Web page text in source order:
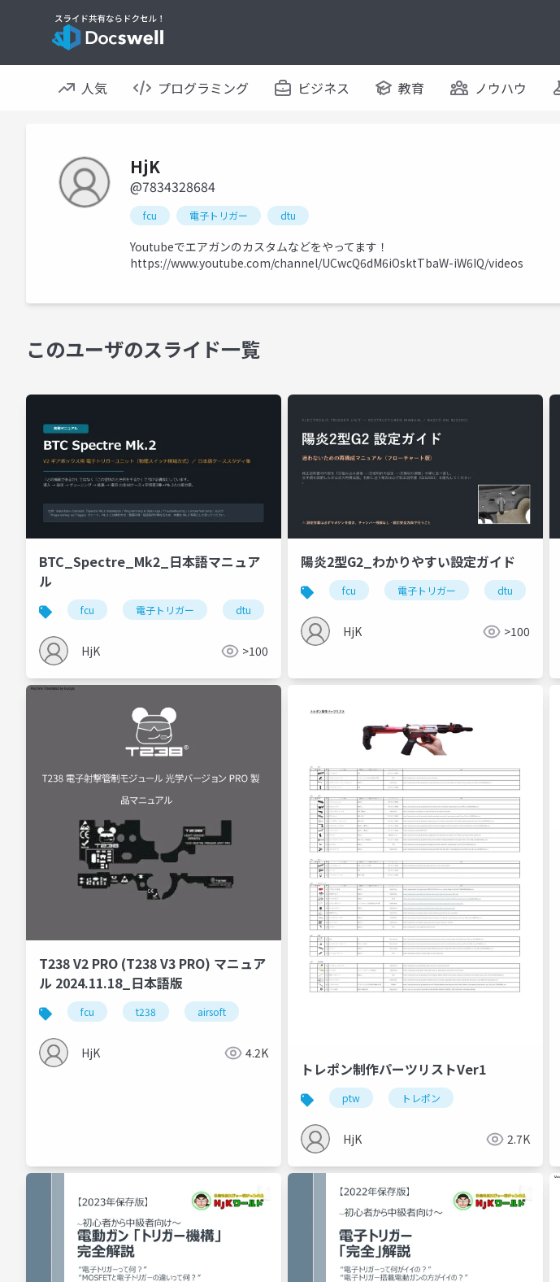
人気 プログラミング ビジネス 教育 ノウハウ
HjK
@7834328684
fcu 電子トリガー dtu
Youtubeでエアガンのカスタムなどをやってます！
https://www.youtube.com/channel/UCwcQ6dM6iOsktTbaW-iW6IQ/videos
このユーザのスライド一覧
BTC_Spectre_Mk2_日本語マニュア
ル
fcu 電子トリガー dtu
HjK >100
陽炎2型G2_わかりやすい設定ガイド
fcu 電子トリガー dtu
HjK >100
T238 V2 PRO (T238 V3 PRO) マニュア
ル 2024.11.18_日本語版
fcu t238 airsoft
HjK 4.2K
トレポン制作パーツリストVer1
ptw トレポン
HjK 2.7K